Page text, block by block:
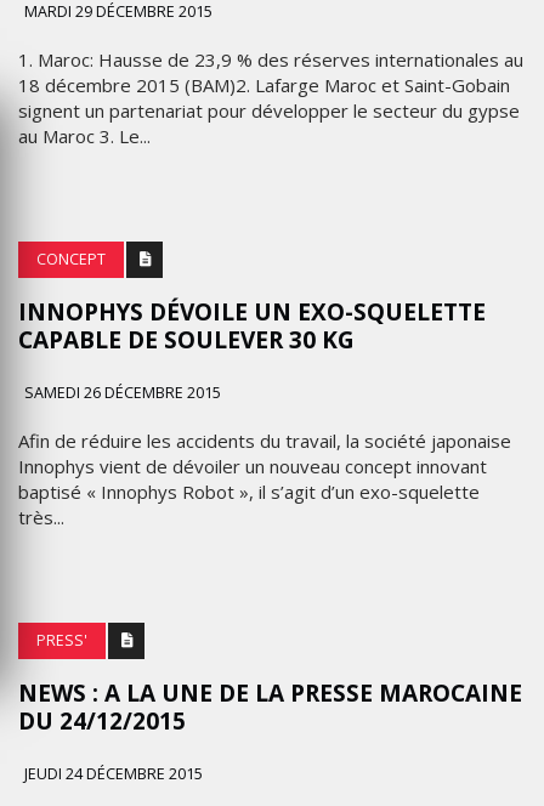
MARDI 29 DÉCEMBRE 2015
1. Maroc: Hausse de 23,9 % des réserves internationales au
18 décembre 2015 (BAM)2. Lafarge Maroc et Saint-Gobain
signent un partenariat pour développer le secteur du gypse
au Maroc 3. Le...
CONCEPT
INNOPHYS DÉVOILE UN EXO-SQUELETTE
CAPABLE DE SOULEVER 30 KG
SAMEDI 26 DÉCEMBRE 2015
Afin de réduire les accidents du travail, la société japonaise
Innophys vient de dévoiler un nouveau concept innovant
baptisé « Innophys Robot », il s’agit d’un exo-squelette
très...
PRESS'
NEWS : A LA UNE DE LA PRESSE ‪MAROCAINE
DU 24/12/2015
JEUDI 24 DÉCEMBRE 2015